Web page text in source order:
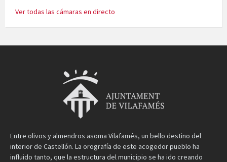
Ver todas las cámaras en directo
Entre olivos y almendros asoma Vilafamés, un bello destino del
interior de Castellón. La orografía de este acogedor pueblo ha
influido tanto, que la estructura del municipio se ha ido creando